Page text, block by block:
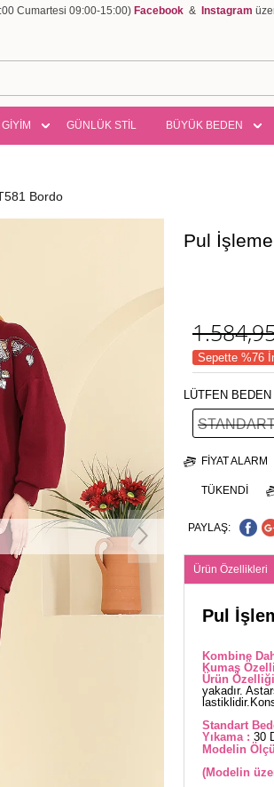
Cumartesi 09:00-15:00) Facebook & Instagram
GÜNLÜK STİL BÜYÜK BEDEN
Bordo
Pul
Sepette %76
LÜTFEN
FIYAT ALARM
TÜKENDI
PAYLAŞ:
Ürün Özellikleri
Pul
Kombine
Kumaş
Ürün
yakadır.
Standart
Yıkama : 30
Modelin
(Modelin